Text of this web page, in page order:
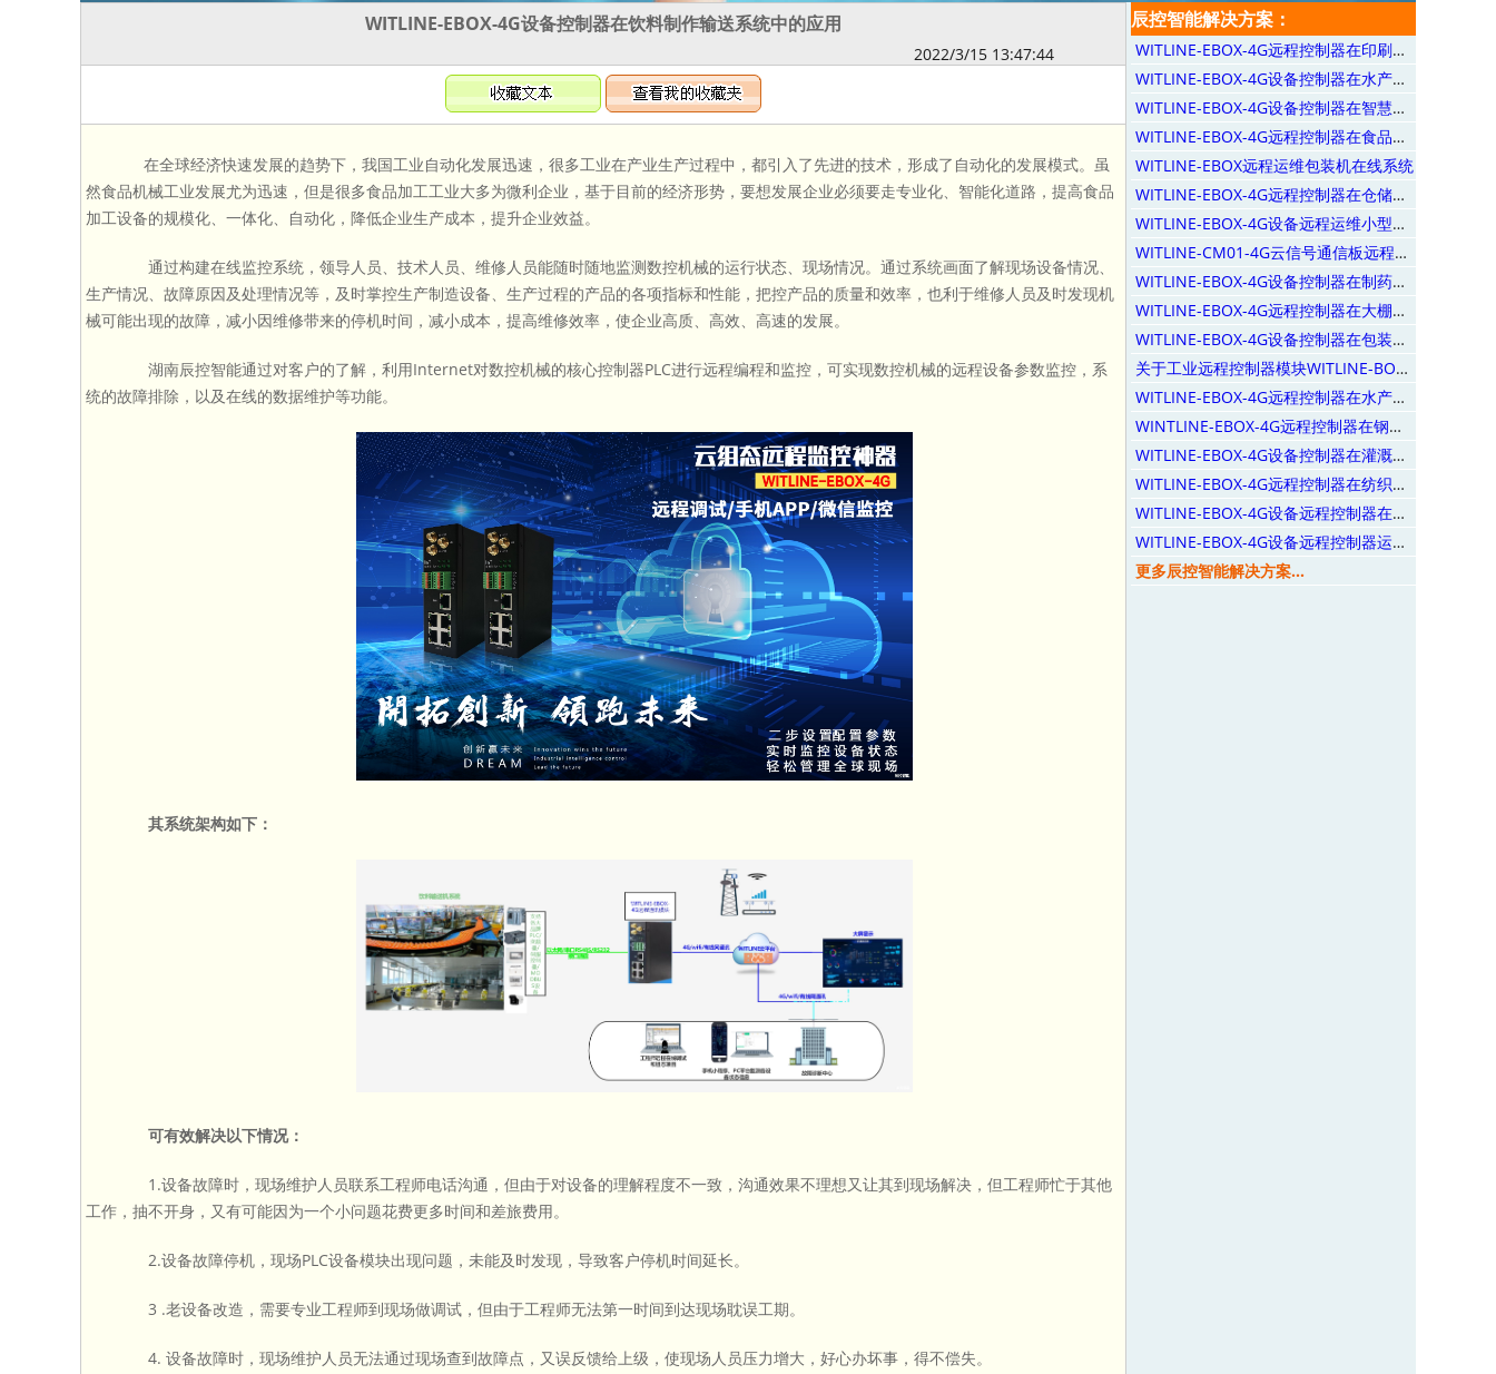
WITLINE-EBOX-4G设备控制器在饮料制作输送系统中的应用
2022/3/15 13:47:44
在全球经济快速发展的趋势下，我国工业自动化发展迅速，很多工业在产业生产过程中，都引入了先进的技术，形成了自动化的发展模式。虽
然食品机械工业发展尤为迅速，但是很多食品加工工业大多为微利企业，基于目前的经济形势，要想发展企业必须要走专业化、智能化道路，提高食品
加工设备的规模化、一体化、自动化，降低企业生产成本，提升企业效益。
通过构建在线监控系统，领导人员、技术人员、维修人员能随时随地监测数控机械的运行状态、现场情况。通过系统画面了解现场设备情况、
生产情况、故障原因及处理情况等，及时掌控生产制造设备、生产过程的产品的各项指标和性能，把控产品的质量和效率，也利于维修人员及时发现机
械可能出现的故障，减小因维修带来的停机时间，减小成本，提高维修效率，使企业高质、高效、高速的发展。
湖南辰控智能通过对客户的了解，利用Internet对数控机械的核心控制器PLC进行远程编程和监控，可实现数控机械的远程设备参数监控，系
统的故障排除，以及在线的数据维护等功能。
其系统架构如下：
可有效解决以下情况：
1.设备故障时，现场维护人员联系工程师电话沟通，但由于对设备的理解程度不一致，沟通效果不理想又让其到现场解决，但工程师忙于其他
工作，抽不开身，又有可能因为一个小问题花费更多时间和差旅费用。
2.设备故障停机，现场PLC设备模块出现问题，未能及时发现，导致客户停机时间延长。
3 .老设备改造，需要专业工程师到现场做调试，但由于工程师无法第一时间到达现场耽误工期。
4. 设备故障时，现场维护人员无法通过现场查到故障点，又误反馈给上级，使现场人员压力增大，好心办坏事，得不偿失。
辰控智能解决方案：
WITLINE-EBOX-4G远程控制器在印刷机械行业上的应用
WITLINE-EBOX-4G设备控制器在水产养殖上的应用
WITLINE-EBOX-4G设备控制器在智慧畜牧业上的应用
WITLINE-EBOX-4G远程控制器在食品加工设备上的应用
WITLINE-EBOX远程运维包装机在线系统
WITLINE-EBOX-4G远程控制器在仓储物流上的应用
WITLINE-EBOX-4G设备远程运维小型分散设备
WITLINE-CM01-4G云信号通信板远程运维除臭系统
WITLINE-EBOX-4G设备控制器在制药机械生产上的应用
WITLINE-EBOX-4G远程控制器在大棚农业上的应用
WITLINE-EBOX-4G设备控制器在包装机械上的应用
关于工业远程控制器模块WITLINE-BOX-4G使用说明
WITLINE-EBOX-4G远程控制器在水产养殖上的应用
WINTLINE-EBOX-4G远程控制器在钢铁冶炼行业的应用
WITLINE-EBOX-4G设备控制器在灌溉系统上的应用
WITLINE-EBOX-4G远程控制器在纺织设备上的应用
WITLINE-EBOX-4G设备远程控制器在橡胶机上的应用
WITLINE-EBOX-4G设备远程控制器运维纺织系统
更多辰控智能解决方案...